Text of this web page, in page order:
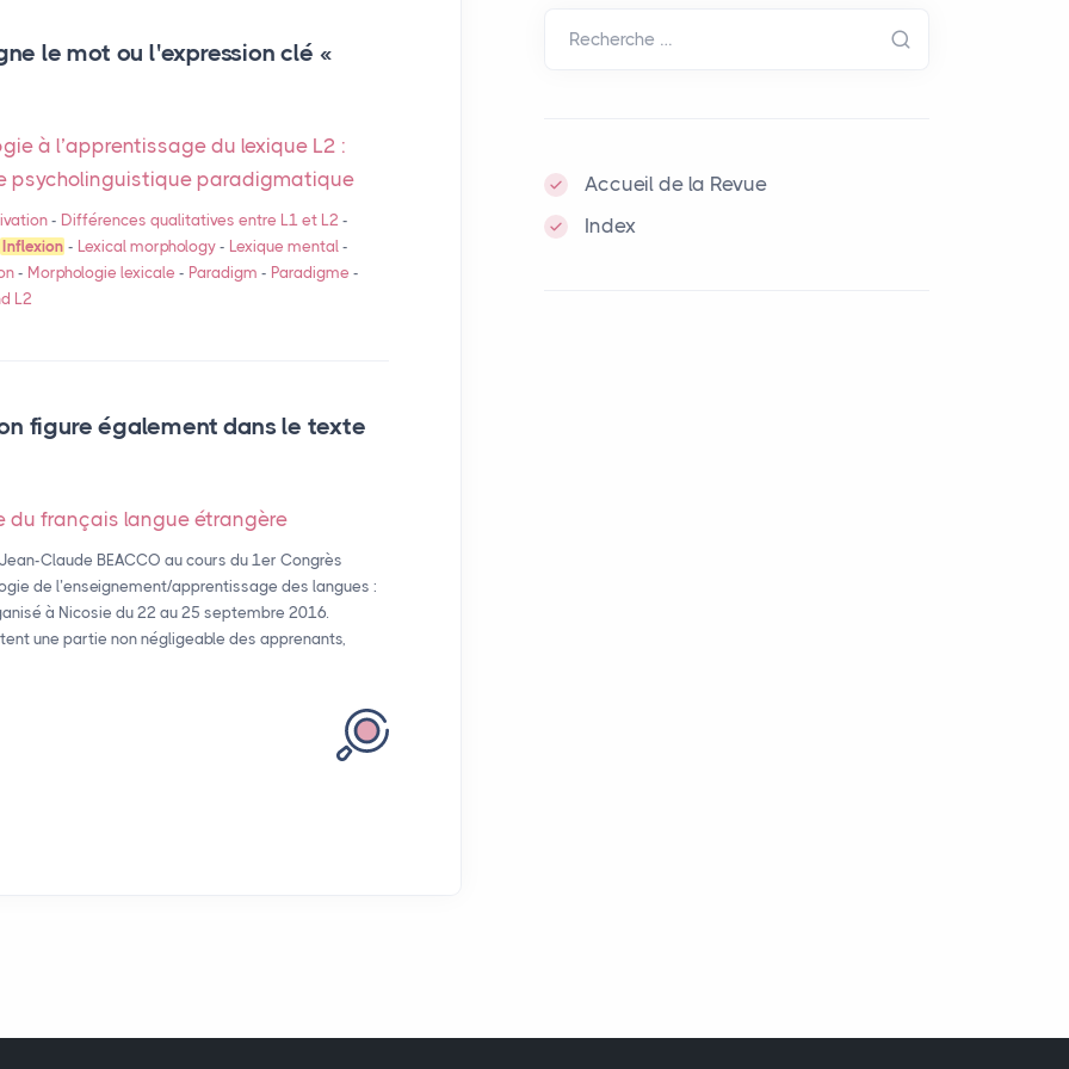
le mot ou l'expression clé «
à l’apprentissage du lexique L2 :
psycholinguistique paradigmatique
- Différences qualitatives entre L1 et L2 -
Inflexion - Lexical morphology - Lexique mental -
- Morphologie lexicale - Paradigm - Paradigme -
L2
figure également dans le texte
du français langue étrangère
Claude BEACCO au cours du 1er Congrès
de l’enseignement/apprentissage des langues :
à Nicosie du 22 au 25 septembre 2016.
une partie non négligeable des apprenants,
Recherche …
Accueil de la Revue
Index